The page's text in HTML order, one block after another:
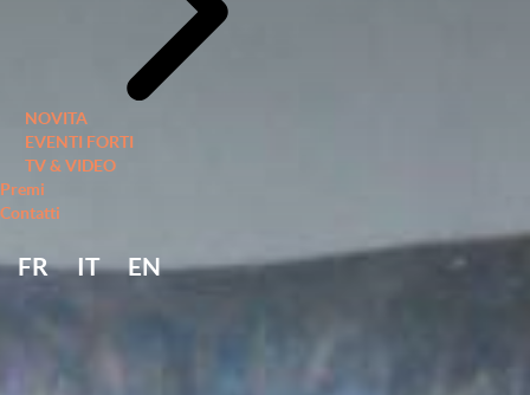
NOVITA
EVENTI FORTI
TV & VIDEO
Premi
Contatti
FR IT EN